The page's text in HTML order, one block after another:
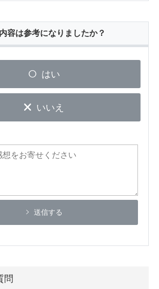
容は参考になりましたか？
はい
いいえ
送信する
問